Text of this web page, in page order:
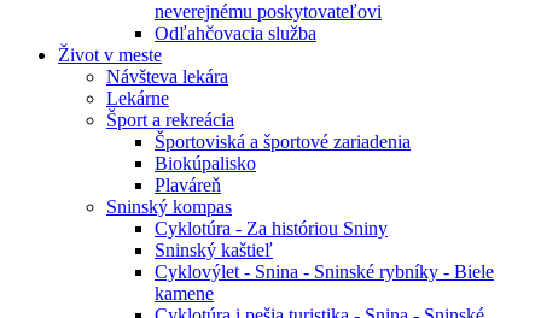
neverejnému poskytovateľovi
Odľahčovacia služba
Život v meste
Návšteva lekára
Lekárne
Šport a rekreácia
Športoviská a športové zariadenia
Biokúpalisko
Plaváreň
Sninský kompas
Cyklotúra - Za históriou Sniny
Sninský kaštieľ
Cyklovýlet - Snina - Sninské rybníky - Biele
kamene